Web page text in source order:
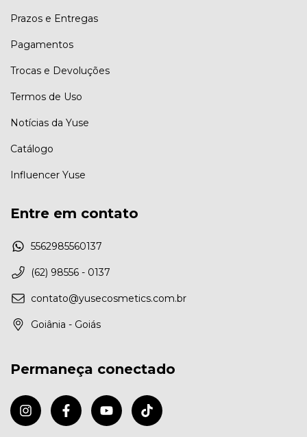
Prazos e Entregas
Pagamentos
Trocas e Devoluções
Termos de Uso
Notícias da Yuse
Catálogo
Influencer Yuse
Entre em contato
5562985560137
(62) 98556 - 0137
contato@yusecosmetics.com.br
Goiânia - Goiás
Permaneça conectado